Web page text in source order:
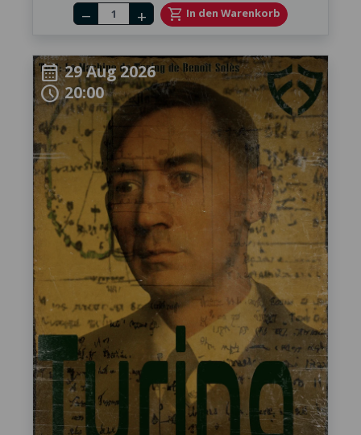
Number of tickets
remove add shopping_cart In den Warenkorb
calendar_month29 Aug 2026
schedule20:00